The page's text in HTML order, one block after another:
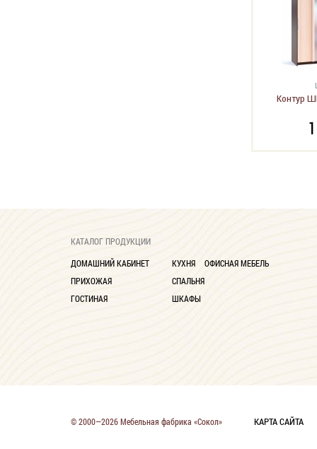
Контур
КАТАЛОГ ПРОДУКЦИИ
ДОМАШНИЙ КАБИНЕТ
ПРИХОЖАЯ
ГОСТИНАЯ
КУХНЯ
СПАЛЬНЯ
ШКАФЫ
ОФИСНАЯ МЕБЕЛЬ
© 2000—2026 Мебельная фабрика «Сокол» КАРТА САЙТА